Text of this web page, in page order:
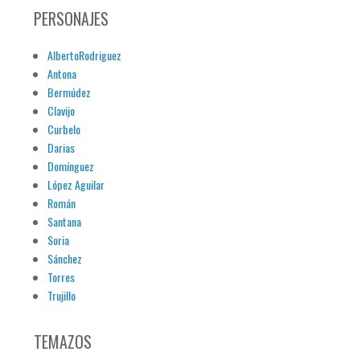
PERSONAJES
AlbertoRodriguez
Antona
Bermúdez
Clavijo
Curbelo
Darias
Domínguez
López Aguilar
Román
Santana
Soria
Sánchez
Torres
Trujillo
TEMAZOS